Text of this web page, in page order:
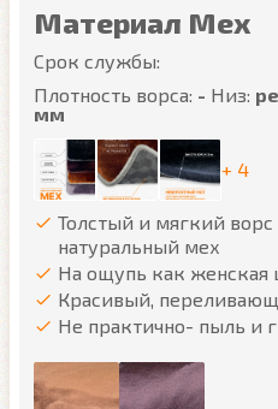
Материал Мех
Срок службы:
Плотность ворса: - Низ:
мм
+ 4
Толстый и мягкий
натуральный мех
На ощупь как женская
Красивый,
Не практично- пыль и